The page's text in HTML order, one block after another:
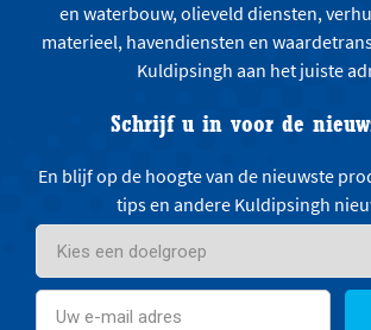
en waterbouw, olieveld diensten,
materieel, havendiensten en
Kuldipsingh aan het juiste
Schrijf u in voor de
En blijf op de hoogte van de nieuwste
tips en andere Kuldipsingh